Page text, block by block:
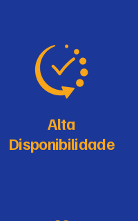
Alta
Disponibilidade